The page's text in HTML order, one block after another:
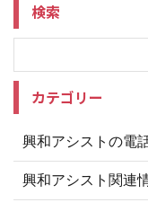
検索
カテゴリー
興和アシストの電
興和アシスト関連